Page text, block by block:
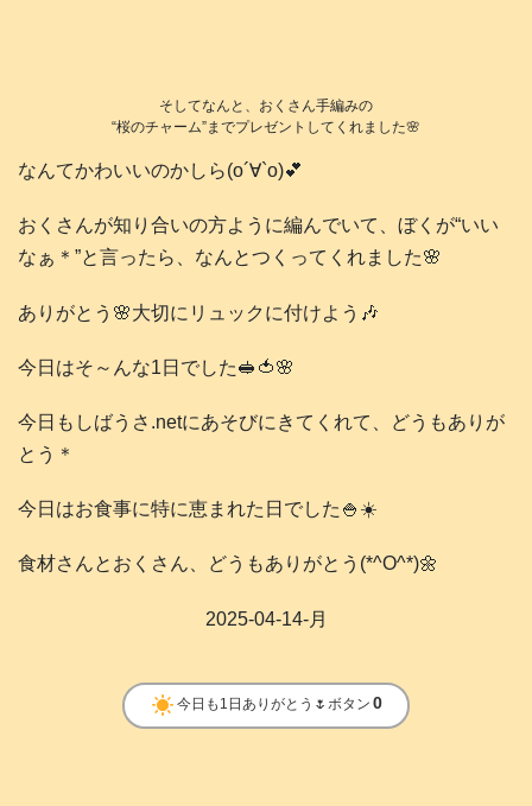
そしてなんと、おくさん手編みの
“桜のチャーム”までプレゼントしてくれました🌸
なんてかわいいのかしら(о´∀`о)💕
おくさんが知り合いの方ように編んでいて、ぼくが“いい
なぁ＊”と言ったら、なんとつくってくれました🌸
ありがとう🌸大切にリュックに付けよう🎶
今日はそ～んな1日でした🥪🍅🌸
今日もしばうさ.netにあそびにきてくれて、どうもありが
とう＊
今日はお食事に特に恵まれた日でした🍚☀️
食材さんとおくさん、どうもありがとう(*^O^*)🌼
2025-04-14-月
clear_day 今日も1日ありがとう🌷ボタン 0